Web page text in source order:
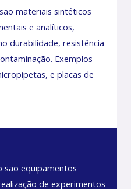
materiais sintéticos
e analíticos,
durabilidade, resistência
Exemplos
e placas de
são equipamentos
de experimentos